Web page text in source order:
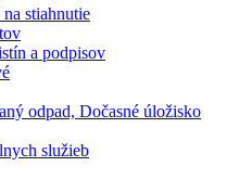
stiahnutie
a podpisov
odpad, Dočasné úložisko
služieb